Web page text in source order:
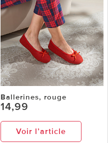
Ballerines, rouge
14,99
Voir l’article